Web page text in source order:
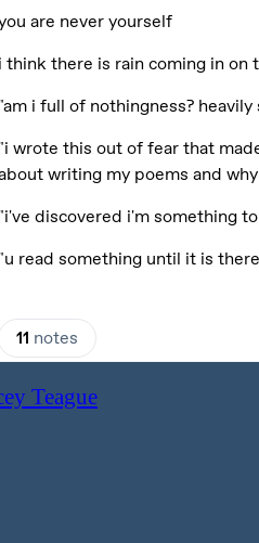
Teague